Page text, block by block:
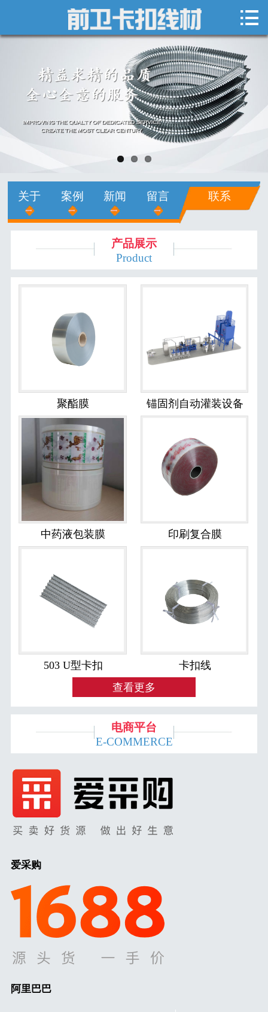
 网站首页
关于我们
新闻中心
产品展示
销售网络
在线留言
联系我们

关于 案例 新闻 留言 联系
产品展示
Product
聚酯膜 锚固剂自动灌装设备
中药液包装膜 印刷复合膜
503 U型卡扣
卡扣线
查看更多
电商平台
E-COMMERCE
爱采购
阿里巴巴